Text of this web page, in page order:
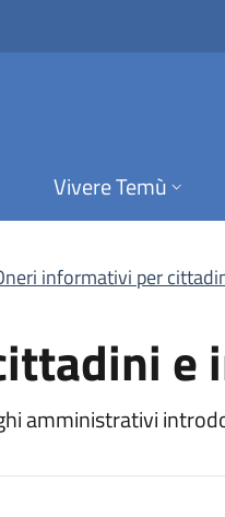
e
Vivere Temù
informativi per
e
amministrativi